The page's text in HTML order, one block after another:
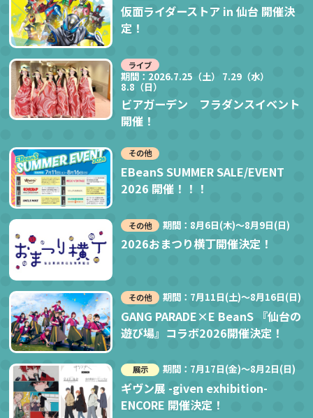
仮面ライダーストア in 仙台 開催決
定！
ライブ
期間：2026.7.25（土） 7.29（水）
8.8（日）
ビアガーデン フラダンスイベント
開催！
その他
EBeanS SUMMER SALE/EVENT
2026 開催！！！
その他 期間：8月6日(木)～8月9日(日)
2026おまつり横丁開催決定！
その他 期間：7月11日(土)～8月16日(日)
GANG PARADE×E BeanS 『仙台の
遊び場』コラボ2026開催決定！
展示 期間：7月17日(金)～8月2日(日)
ギヴン展 -given exhibition-
ENCORE 開催決定！